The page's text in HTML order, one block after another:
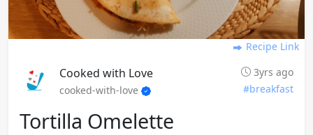
Recipe Link
Cooked with Love
3yrs ago
cooked-with-love
#breakfast
Tortilla Omelette